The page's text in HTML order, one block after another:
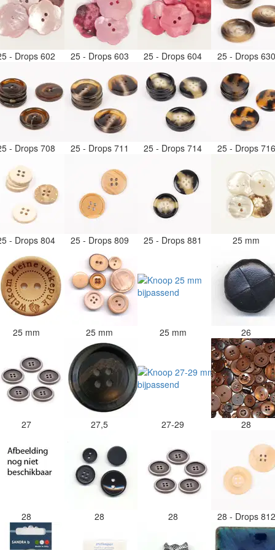
- Drops 602 25 - Drops 603 25 - Drops 604 25 - Drops
- Drops 708 25 - Drops 711 25 - Drops 714 25 - Drops
- Drops 804 25 - Drops 809 25 - Drops 881 25 mm
25 mm 25 mm 25 mm 26
27 27,5 27-29 28
28 28 28 28 - Drops